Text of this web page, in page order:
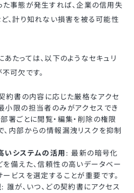
た事態が発生すれば、企業の信用失
、計り知れない損害を被る可能性
たっては、以下のようなセキュリ
可欠です。
約書の内容に応じた厳格なアクセ
小限の担当者のみがアクセスでき
署ごとに閲覧・編集・削除の権限
、内部からの情報漏洩リスクを抑制
いシステムの活用 : 最新の暗号化
を備えた、信頼性の高いデータベー
ビスを選定することが重要です。
: 誰が、いつ、どの契約書にアクセス